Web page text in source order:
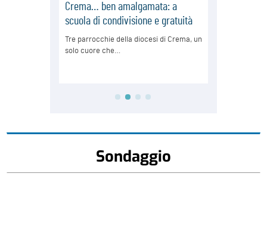
Sondaggio